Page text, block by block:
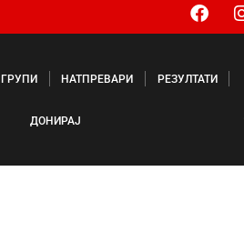
ГРУПИ НАТПРЕВАРИ РЕЗУЛТАТИ
ДОНИРАЈ